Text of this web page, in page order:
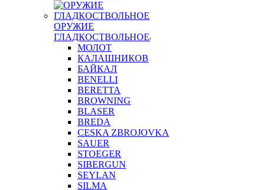
ОРУЖИЕ
ГЛАДКОСТВОЛЬНОЕ
МОЛОТ
КАЛАШНИКОВ
БАЙКАЛ
BENELLI
BERETTA
BROWNING
BLASER
BREDA
CESKA ZBROJOVKA
SAUER
STOEGER
SIBERGUN
SEYLAN
SILMA